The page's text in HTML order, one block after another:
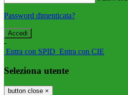
Password dimenticata?
-
Entra con SPID Entra con CIE
Seleziona utente
button close ×